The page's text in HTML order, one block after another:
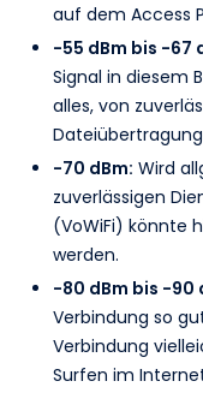
auf dem Access
-55 dBm bis -67
Signal in diesem
alles, von
-70 dBm: Wird
zuverlässigen
(VoWiFi) könnte
werden.
-80 dBm bis -90
Verbindung so
Verbindung
Surfen im